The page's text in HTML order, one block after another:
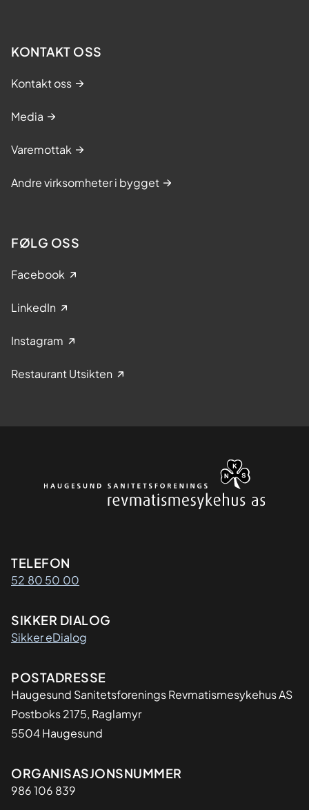
KONTAKT OSS
Kontakt oss
Media
Varemottak
Andre virksomheter i bygget
FØLG OSS
Facebook
LinkedIn
Instagram
Restaurant Utsikten
Kontaktinformasjon
TELEFON
52 80 50 00
SIKKER DIALOG
Sikker eDialog
Adresse
POSTADRESSE
Haugesund Sanitetsforenings Revmatismesykehus AS
Postboks 2175, Raglamyr
5504 Haugesund
Organisasjon
ORGANISASJONSNUMMER
986 106 839